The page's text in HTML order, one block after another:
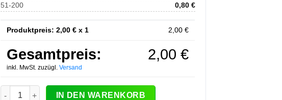
51-200
0,80 €
Produktpreis: 2,00€ x 1 2,00€
Gesamtpreis:
inkl. MwSt. zuzügl. Versand
2,00 €
JGA-Button Modell #23 Menge
IN DEN WARENKORB